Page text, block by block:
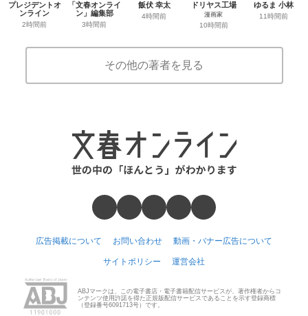
プレジデントオ
ンライン
2時間前
「文春オンライ
ン」編集部
3時間前
飯伏 幸太
4時間前
ドリヤス工場
漫画家
10時間前
ゆるま 小林
11時間前
その他の著者を見る
広告掲載について お問い合わせ 動画・バナー広告について
サイトポリシー 運営会社
ABJマークは、この電子書店・電子書籍配信サービスが、著作権者からコ
ンテンツ使用許諾を得た正規版配信サービスであることを示す登録商標
（登録番号6091713号）です。